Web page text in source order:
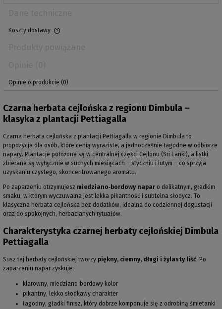
Koszty dostawy
Opinie o produkcie (0)
Czarna herbata cejlońska z regionu Dimbula –
klasyka z plantacji Pettiagalla
Czarna herbata cejlońska z plantacji Pettiagalla w regionie Dimbula to
propozycja dla osób, które cenią wyraziste, a jednocześnie łagodne w odbiorze
napary. Plantacje położone są w centralnej części Cejlonu (Sri Lanki), a listki
zbierane są wyłącznie w suchych miesiącach – styczniu i lutym – co sprzyja
uzyskaniu czystego, skoncentrowanego aromatu.
Po zaparzeniu otrzymujesz miedziano‑bordowy napar o delikatnym, gładkim
smaku, w którym wyczuwalna jest lekka pikantność i subtelna słodycz. To
klasyczna herbata cejlońska bez dodatków, idealna do codziennej degustacji
oraz do spokojnych, herbacianych rytuałów.
Charakterystyka czarnej herbaty cejlońskiej Dimbula
Pettiagalla
Susz tej herbaty cejlońskiej tworzy piękny, ciemny, długi i żylasty liść. Po
zaparzeniu napar zyskuje:
klarowny, miedziano‑bordowy kolor
pikantny, lekko słodkawy charakter
łagodny, gładki finisz, który dobrze komponuje się z odrobiną śmietanki